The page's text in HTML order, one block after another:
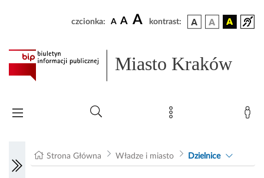
czcionka: A A A kontrast:
Miasto Kraków
Strona Główna Władze i miasto Dzielnice